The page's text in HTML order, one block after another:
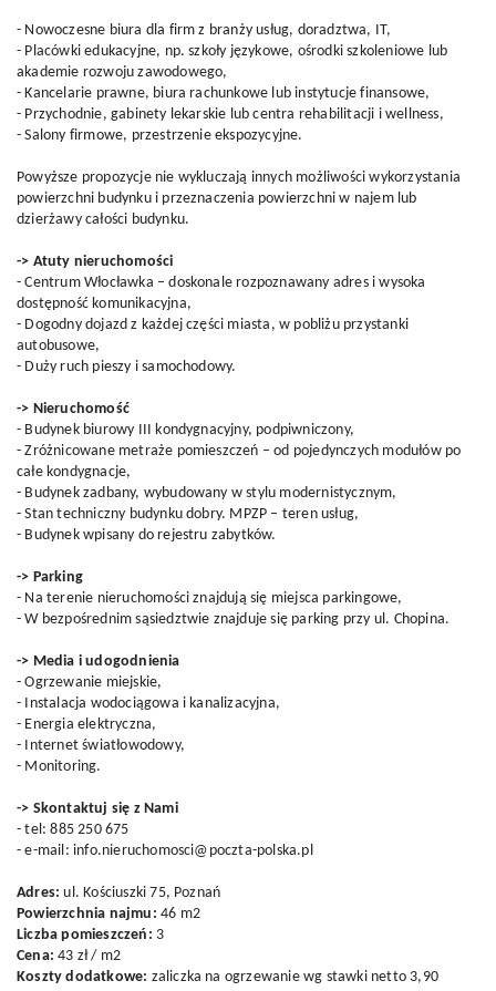
- Nowoczesne biura dla firm z branży usług, doradztwa, IT,
- Placówki edukacyjne, np. szkoły językowe, ośrodki szkoleniowe lub
akademie rozwoju zawodowego,
- Kancelarie prawne, biura rachunkowe lub instytucje finansowe,
- Przychodnie, gabinety lekarskie lub centra rehabilitacji i wellness,
- Salony firmowe, przestrzenie ekspozycyjne.
Powyższe propozycje nie wykluczają innych możliwości wykorzystania
powierzchni budynku i przeznaczenia powierzchni w najem lub
dzierżawy całości budynku.
-> Atuty nieruchomości
- Centrum Włocławka – doskonale rozpoznawany adres i wysoka
dostępność komunikacyjna,
- Dogodny dojazd z każdej części miasta, w pobliżu przystanki
autobusowe,
- Duży ruch pieszy i samochodowy.
-> Nieruchomość
- Budynek biurowy III kondygnacyjny, podpiwniczony,
- Zróżnicowane metraże pomieszczeń – od pojedynczych modułów po
całe kondygnacje,
- Budynek zadbany, wybudowany w stylu modernistycznym,
- Stan techniczny budynku dobry. MPZP – teren usług,
- Budynek wpisany do rejestru zabytków.
-> Parking
- Na terenie nieruchomości znajdują się miejsca parkingowe,
- W bezpośrednim sąsiedztwie znajduje się parking przy ul. Chopina.
-> Media i udogodnienia
- Ogrzewanie miejskie,
- Instalacja wodociągowa i kanalizacyjna,
- Energia elektryczna,
- Internet światłowodowy,
- Monitoring.
-> Skontaktuj się z Nami
- tel: 885 250 675
- e-mail: info.nieruchomosci@poczta-polska.pl
Adres: ul. Kościuszki 75, Poznań
Powierzchnia najmu: 46 m2
Liczba pomieszczeń: 3
Cena:43 zł / m2
Koszty dodatkowe: zaliczka na ogrzewanie wg stawki netto 3,90